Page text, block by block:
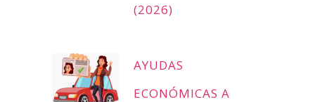
(2026)
AYUDAS
ECONÓMICAS A